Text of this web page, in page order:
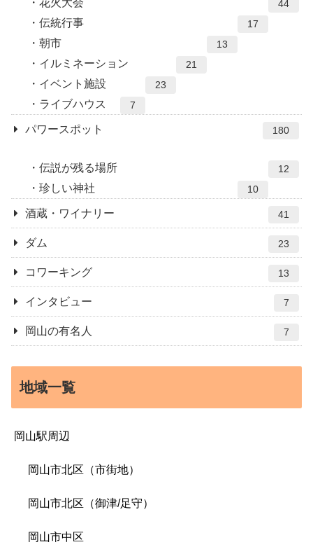
花火大会 44
伝統行事 17
朝市 13
イルミネーション 21
イベント施設 23
ライブハウス 7
パワースポット 180
伝説が残る場所 12
珍しい神社 10
酒蔵・ワイナリー 41
ダム 23
コワーキング 13
インタビュー 7
岡山の有名人 7
地域一覧
岡山駅周辺
岡山市北区（市街地）
岡山市北区（御津/足守）
岡山市中区